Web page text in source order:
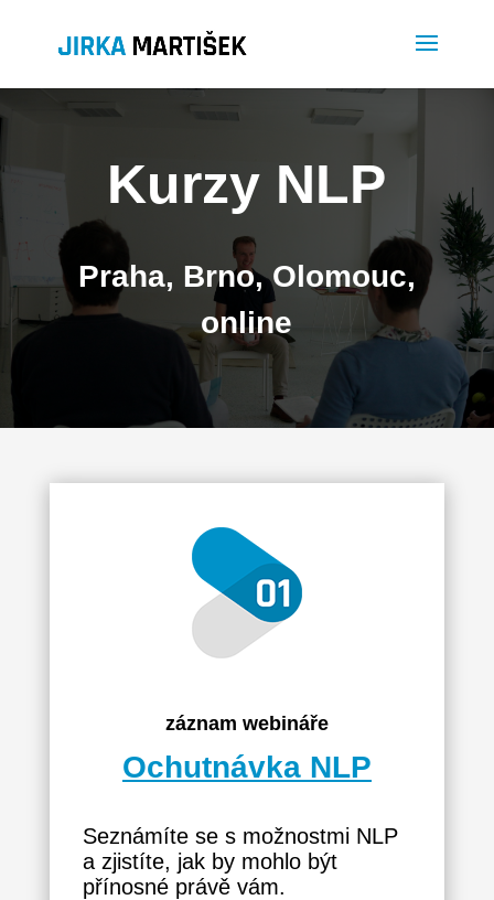
Kurzy NLP
Praha, Brno, Olomouc,
online
záznam webináře
Ochutnávka NLP
Seznámíte se s možnostmi NLP
a zjistíte, jak by mohlo být
přínosné právě vám.